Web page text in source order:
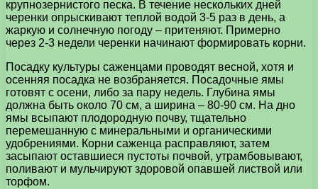
крупнозернистого песка. В течение нескольких дней
черенки опрыскивают теплой водой 3-5 раз в день, а
жаркую и солнечную погоду – притеняют. Примерно
через 2-3 недели черенки начинают формировать корни.
Посадку культуры саженцами проводят весной, хотя и
осенняя посадка не возбраняется. Посадочные ямы
готовят с осени, либо за пару недель. Глубина ямы
должна быть около 70 см, а ширина – 80-90 см. На дно
ямы всыпают плодородную почву, тщательно
перемешанную с минеральными и органическими
удобрениями. Корни саженца расправляют, затем
засыпают оставшиеся пустоты почвой, утрамбовывают,
поливают и мульчируют здоровой опавшей листвой или
торфом.